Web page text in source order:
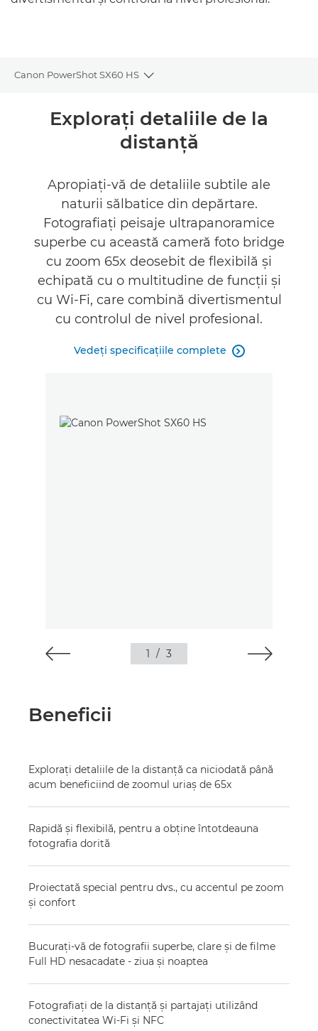
Canon PowerShot SX60 HS
Toggle breadcrumbs
Prezentare generală
Exploraţi detaliile de la
distanţă
Apropiaţi-vă de detaliile subtile ale
naturii sălbatice din depărtare.
Fotografiaţi peisaje ultrapanoramice
superbe cu această cameră foto bridge
cu zoom 65x deosebit de flexibilă şi
echipată cu o multitudine de funcţii şi
cu Wi-Fi, care combină divertismentul
cu controlul de nivel profesional.
Vedeţi specificaţiile complete 
1 / 3
Beneficii
Exploraţi detaliile de la distanţă ca niciodată până
acum beneficiind de zoomul uriaş de 65x
Rapidă şi flexibilă, pentru a obţine întotdeauna
fotografia dorită
Proiectată special pentru dvs., cu accentul pe zoom
şi confort
Bucuraţi-vă de fotografii superbe, clare şi de filme
Full HD nesacadate - ziua şi noaptea
Fotografiaţi de la distanţă şi partajaţi utilizând
conectivitatea Wi-Fi şi NFC